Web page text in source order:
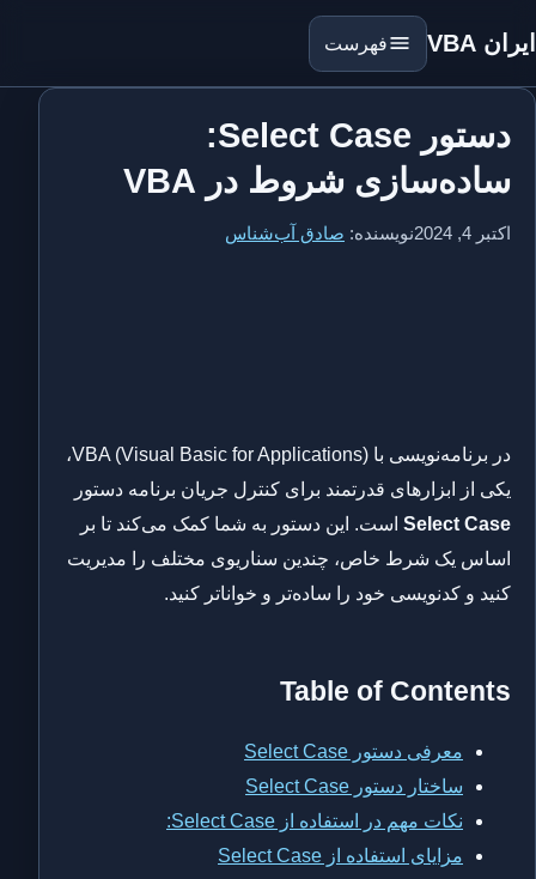
ایران VBA فهرست
دستور Select Case:
ساده‌سازی شروط در VBA
اکتبر 4, 2024 نویسنده: صادق آب‌شناس
در برنامه‌نویسی با VBA (Visual Basic for Applications)،
یکی از ابزارهای قدرتمند برای کنترل جریان برنامه دستور
Select Case است. این دستور به شما کمک می‌کند تا بر
اساس یک شرط خاص، چندین سناریوی مختلف را مدیریت
کنید و کدنویسی خود را ساده‌تر و خواناتر کنید.
Table of Contents
معرفی دستور Select Case
ساختار دستور Select Case
نکات مهم در استفاده از Select Case:
مزایای استفاده از Select Case